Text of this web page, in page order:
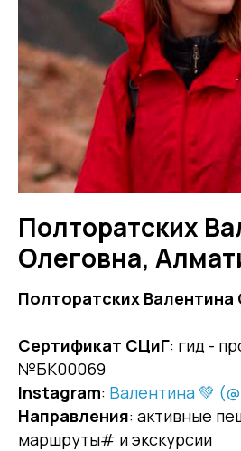
Полторатских
Олеговна,
Полторатских Валентина
Сертификат СЦиГ: гид -
№БК00069
Instagram: Валентина 💚
Направления: активные
маршруты# и экскурсии